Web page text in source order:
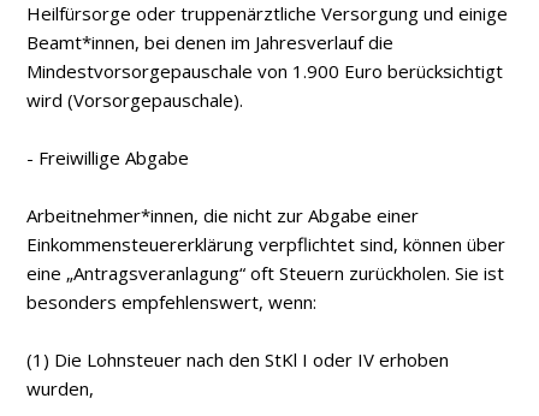
Heilfürsorge oder truppenärztliche Versorgung und einige
Beamt*innen, bei denen im Jahresverlauf die
Mindestvorsorgepauschale von 1.900 Euro berücksichtigt
wird (Vorsorgepauschale).
- Freiwillige Abgabe
Arbeitnehmer*innen, die nicht zur Abgabe einer
Einkommensteuererklärung verpflichtet sind, können über
eine „Antragsveranlagung“ oft Steuern zurückholen. Sie ist
besonders empfehlenswert, wenn:
(1) Die Lohnsteuer nach den StKl I oder IV erhoben
wurden,